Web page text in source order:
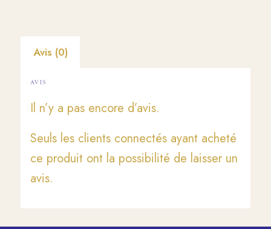
Avis (0)
AVIS
Il n’y a pas encore d’avis.
Seuls les clients connectés ayant acheté
ce produit ont la possibilité de laisser un
avis.